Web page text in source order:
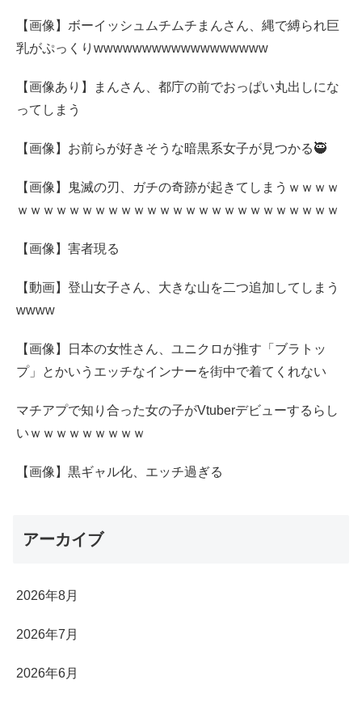
【画像】ボーイッシュムチムチまんさん、縄で縛られ巨
乳がぷっくりwwwwwwwwwwwwwwwwww
【画像あり】まんさん、都庁の前でおっぱい丸出しにな
ってしまう
【画像】お前らが好きそうな暗黒系女子が見つかる🥷
【画像】鬼滅の刃、ガチの奇跡が起きてしまうｗｗｗｗ
ｗｗｗｗｗｗｗｗｗｗｗｗｗｗｗｗｗｗｗｗｗｗｗｗｗ
【画像】害者現る
【動画】登山女子さん、大きな山を二つ追加してしまう
wwww
【画像】日本の女性さん、ユニクロが推す「ブラトッ
プ」とかいうエッチなインナーを街中で着てくれない
マチアプで知り合った女の子がVtuberデビューするらし
いｗｗｗｗｗｗｗｗｗ
【画像】黒ギャル化、エッチ過ぎる
アーカイブ
2026年8月
2026年7月
2026年6月